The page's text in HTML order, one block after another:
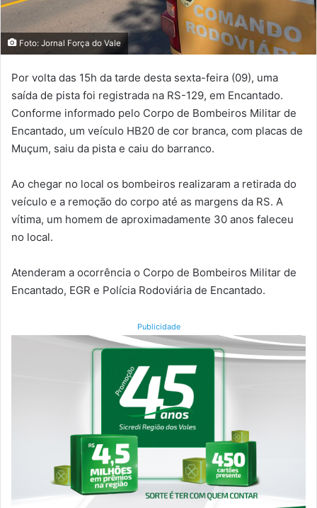
Foto: Jornal Força do Vale
Por volta das 15h da tarde desta sexta-feira (09), uma
saída de pista foi registrada na RS-129, em Encantado.
Conforme informado pelo Corpo de Bombeiros Militar de
Encantado, um veículo HB20 de cor branca, com placas de
Muçum, saiu da pista e caiu do barranco.
Ao chegar no local os bombeiros realizaram a retirada do
veículo e a remoção do corpo até as margens da RS. A
vítima, um homem de aproximadamente 30 anos faleceu
no local.
Atenderam a ocorrência o Corpo de Bombeiros Militar de
Encantado, EGR e Polícia Rodoviária de Encantado.
Publicidade